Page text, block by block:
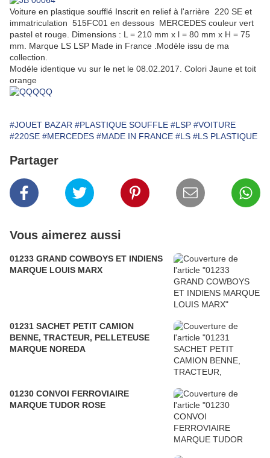
Voiture en plastique soufflé Inscrit en relief à l'arrière 220 SE et
immatriculation 515FC01 en dessous MERCEDES couleur vert
pastel et rouge. Dimensions : L = 210 mm x l = 80 mm x H = 75
mm. Marque LS LSP Made in France .Modèle issu de ma
collection.
Modéle identique vu sur le net le 08.02.2017. Colori Jaune et toit
orange
#JOUET BAZAR #PLASTIQUE SOUFFLE #LSP #VOITURE
#220SE #MERCEDES #MADE IN FRANCE #LS #LS PLASTIQUE
Partager
Vous aimerez aussi
01233 GRAND COWBOYS ET INDIENS
MARQUE LOUIS MARX
01231 SACHET PETIT CAMION
BENNE, TRACTEUR, PELLETEUSE
MARQUE NOREDA
01230 CONVOI FERROVIAIRE
MARQUE TUDOR ROSE